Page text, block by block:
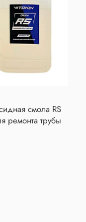
смола RS
ремонта трубы